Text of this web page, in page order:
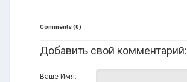
Comments (0)
Добавить свой комментарий:
Ваше Имя: